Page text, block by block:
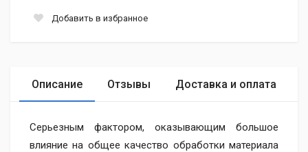
Добавить в избранное
Описание Отзывы Доставка и оплата
Серьезным фактором, оказывающим большое
влияние на общее качество обработки материала